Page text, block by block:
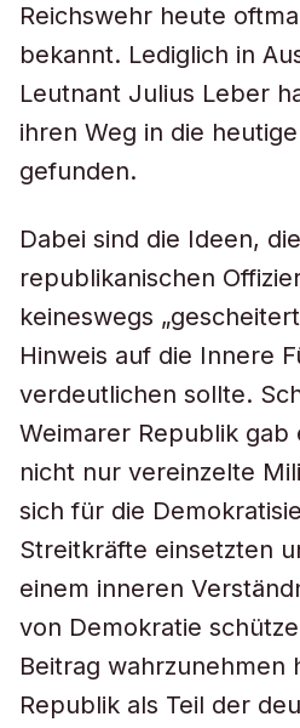
Reichswehr heute
bekannt. Lediglich in
Leutnant Julius Leber
ihren Weg in die
gefunden.
Dabei sind die Ideen,
republikanischen
keineswegs
Hinweis auf die Innere
verdeutlichen sollte.
Weimarer Republik gab
nicht nur vereinzelte
sich für die
Streitkräfte einsetzten
einem inneren
von Demokratie
Beitrag wahrzunehmen
Republik als Teil der